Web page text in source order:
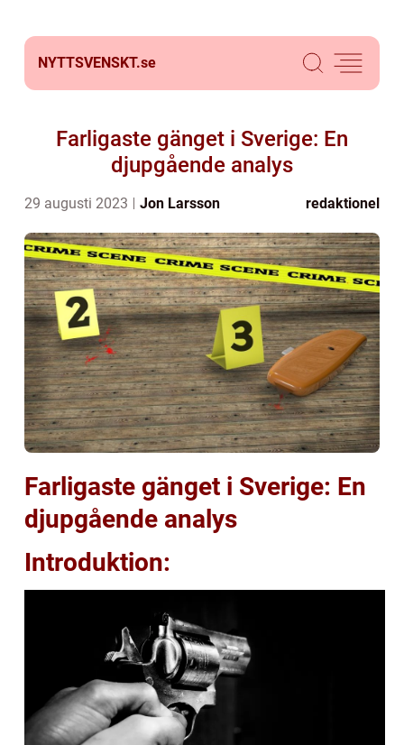
NYTTSVENSKT.se
Farligaste gänget i Sverige: En
djupgående analys
29 augusti 2023 Jon Larsson redaktionel
Farligaste gänget i Sverige: En
djupgående analys
Introduktion: